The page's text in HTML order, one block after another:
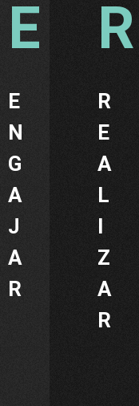
E
N
G
A
J
A
R
R
E
A
L
I
Z
A
R